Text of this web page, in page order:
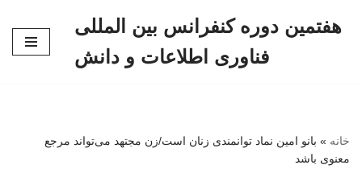
هفتمین دوره کنفرانس بین المللی
فناوری اطلاعات و دانش
خانه » بانو امین نماد توانمندی زنان است/زن مجتهد می‌تواند مرجع
معنوی باشد